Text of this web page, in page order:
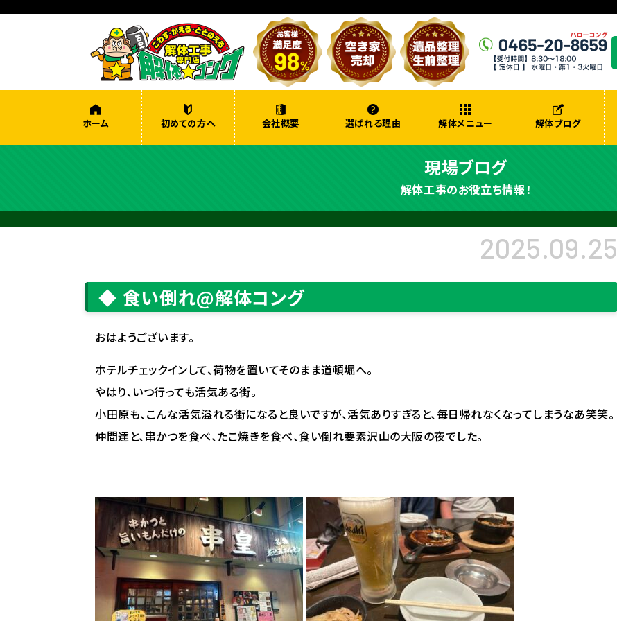
ホーム 初めての方へ 会社概要 選ばれる理由 解体メニュー 解体ブログ
現場ブログ
解体工事のお役立ち情報！
2025.09.25
食い倒れ@解体コング
おはようございます。
ホテルチェックインして、荷物を置いてそのまま道頓堀へ。
やはり、いつ行っても活気ある街。
小田原も、こんな活気溢れる街になると良いですが、活気ありすぎると、毎日帰れなくなってしまうなあ笑笑。
仲間達と、串かつを食べ、たこ焼きを食べ、食い倒れ要素沢山の大阪の夜でした。